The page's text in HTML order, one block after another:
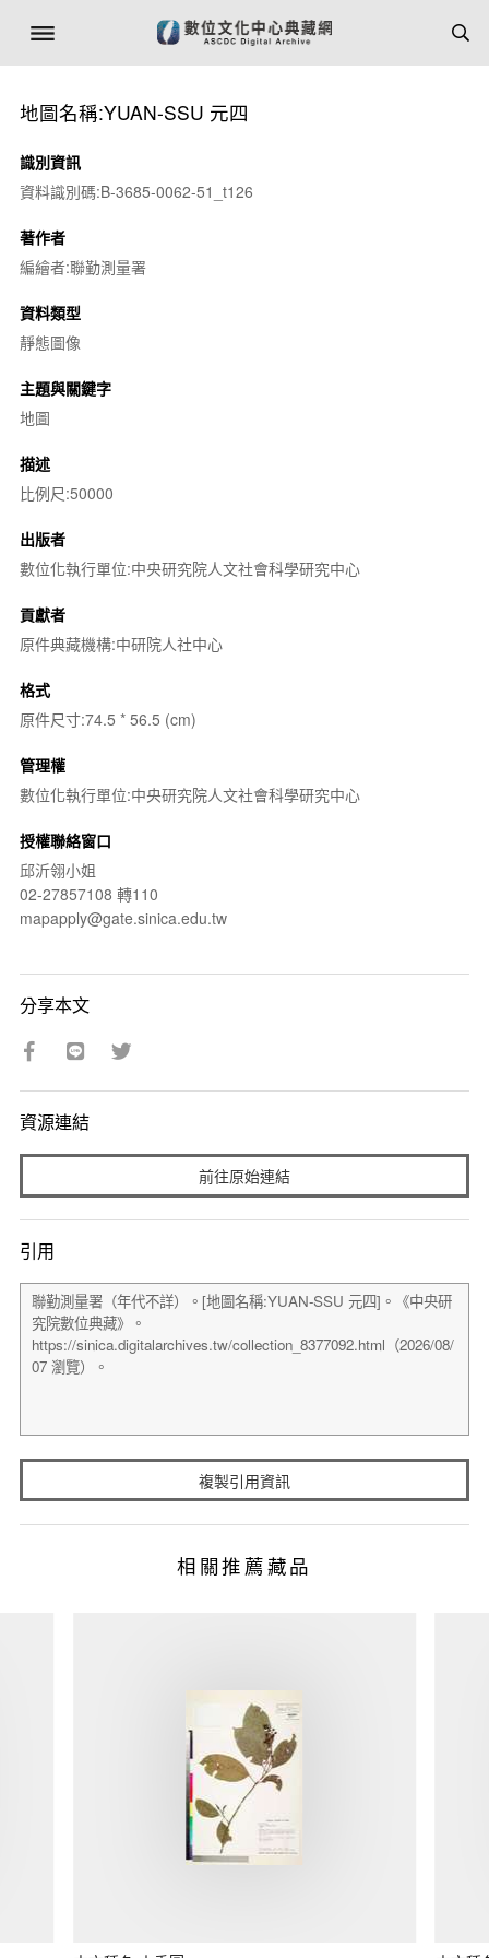
地圖名稱:YUAN-SSU 元四
識別資訊
資料識別碼:B-3685-0062-51_t126
著作者
編繪者:聯勤測量署
資料類型
靜態圖像
主題與關鍵字
地圖
描述
比例尺:50000
出版者
數位化執行單位:中央研究院人文社會科學研究中心
貢獻者
原件典藏機構:中研院人社中心
格式
原件尺寸:74.5 * 56.5 (cm)
管理權
數位化執行單位:中央研究院人文社會科學研究中心
授權聯絡窗口
邱沂翎小姐
02-27857108 轉110
mapapply@gate.sinica.edu.tw
分享本文
資源連結
前往原始連結
引用
複製引用資訊
相關推薦藏品